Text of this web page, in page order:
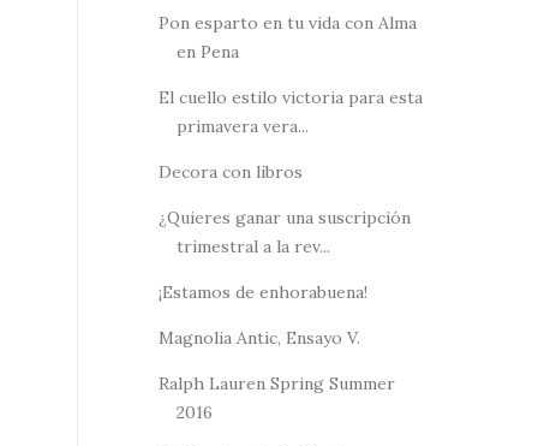
Pon esparto en tu vida con Alma
en Pena
El cuello estilo victoria para esta
primavera vera...
Decora con libros
¿Quieres ganar una suscripción
trimestral a la rev...
¡Estamos de enhorabuena!
Magnolia Antic, Ensayo V.
Ralph Lauren Spring Summer
2016